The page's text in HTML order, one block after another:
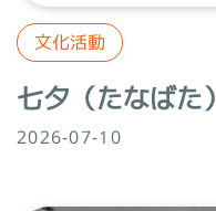
文化活動
七夕（たなばた）
2026-07-10